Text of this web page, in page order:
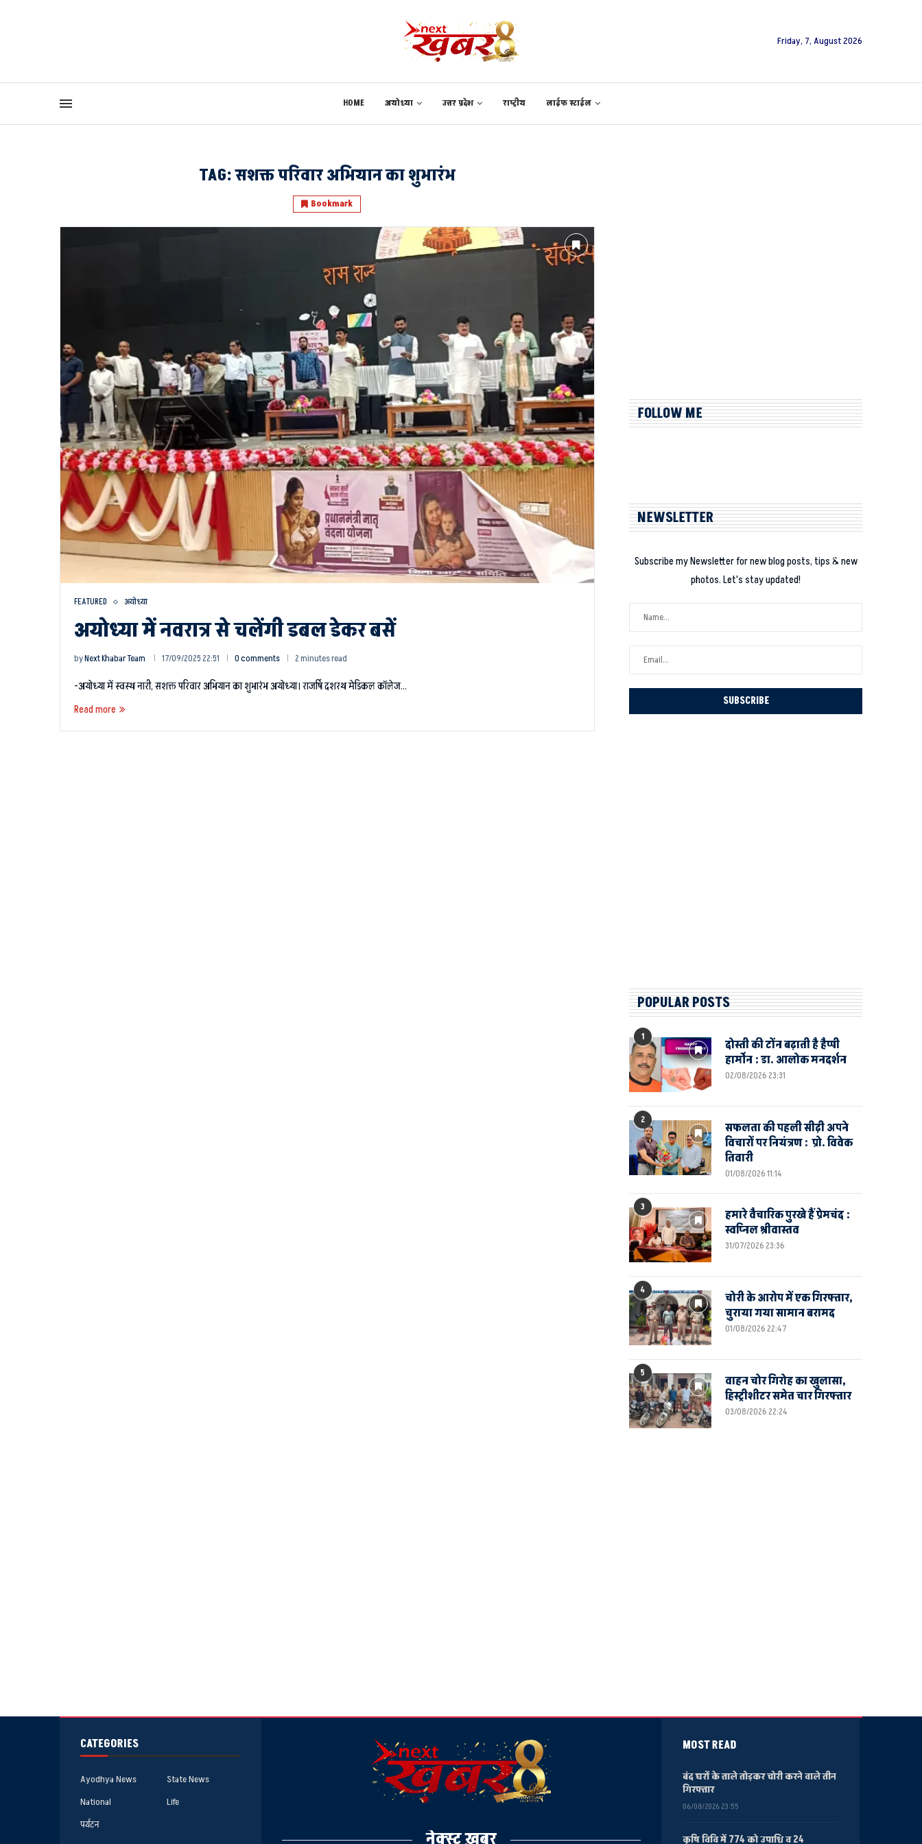
Friday, 7, August 2026
HOME अयोध्या उत्तर प्रदेश राष्ट्रीय लाईफ स्टाईल
TAG:सशक्त परिवार अभियान का शुभारंभ
Bookmark
FEATURED अयोध्या
अयोध्या में नवरात्र से चलेंगी डबल डेकर बसें
byNext Khabar Team 17/09/2025 22:51 0 comments 2 minutes read
-अयोध्या में स्वस्थ नारी, सशक्त परिवार अभियान का शुभारंभ अयोध्या। राजर्षि दशरथ मेडिकल कॉलेज…
Read more
FOLLOW ME
NEWSLETTER
Subscribe my Newsletter for new blog posts, tips & new
photos. Let's stay updated!
POPULAR POSTS
1
दोस्ती की टोंन बढ़ाती है हैप्पी
हार्मोन : डा. आलोक मनदर्शन
02/08/2026 23:31
2
सफलता की पहली सीढ़ी अपने
विचारों पर नियंत्रण : प्रो. विवेक
तिवारी
01/08/2026 11:14
3
हमारे वैचारिक पुरखे हैं प्रेमचंद :
स्वप्निल श्रीवास्तव
31/07/2026 23:36
4
चोरी के आरोप में एक गिरफ्तार,
चुराया गया सामान बरामद
01/08/2026 22:47
5
वाहन चोर गिरोह का खुलासा,
हिस्ट्रीशीटर समेत चार गिरफ्तार
03/08/2026 22:24
CATEGORIES
Ayodhya News
State News
National
Life
पर्यटन
नेक्स्ट ख़बर
MOST READ
बंद घरों के ताले तोड़कर चोरी करने वाले तीन
गिरफ्तार
06/08/2026 23:55
कृषि विवि में 774 को उपाधि व 24